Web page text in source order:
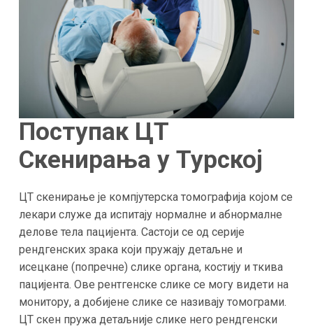
Поступак ЦТ
Скенирања у Турској
ЦТ скенирање је компјутерска томографија којом се
лекари служе да испитају нормалне и абнормалне
делове тела пацијента. Састоји се од серије
рендгенских зрака који пружају детаљне и
исецкане (попречне) слике органа, костију и ткива
пацијента. Ове рентгенске слике се могу видети на
монитору, а добијене слике се називају томограми.
ЦТ скен пружа детаљније слике него рендгенски